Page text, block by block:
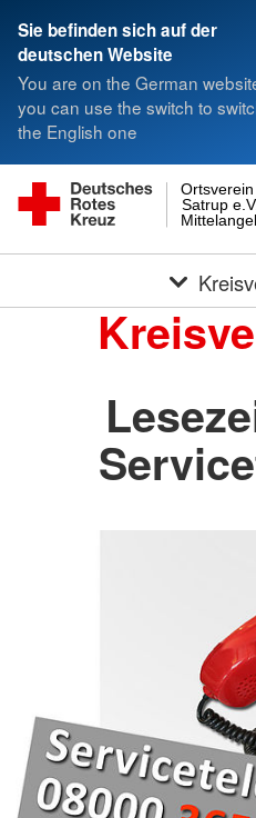
Sie befinden sich auf der
deutschen Website
You are on the German
you can use the switch to
the English one
Satrup e.V.
Ortsverein